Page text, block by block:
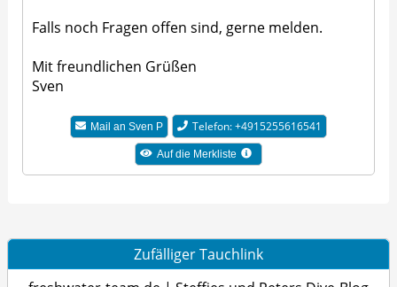
Falls noch Fragen offen sind, gerne melden.
Mit freundlichen Grüßen
Sven
Mail an Sven P Telefon: +4915255616541
Auf die Merkliste
Zufälliger Tauchlink